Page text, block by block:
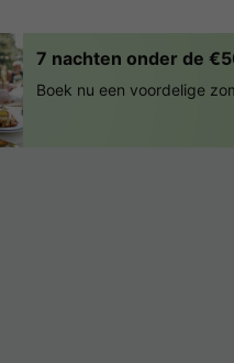
7 nachten onder de
Boek nu een voordelige